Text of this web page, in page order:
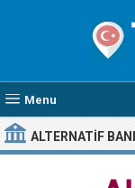
Menu
ALTERNATIF